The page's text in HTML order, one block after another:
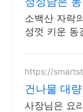
소백산 자락
성껏 키운 동
https://
건나물 대
사장님은 요